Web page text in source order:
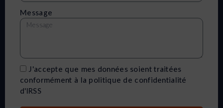
Message
J'accepte que mes données soient traitées
conformément à la politique de confidentialité
d'IRSS